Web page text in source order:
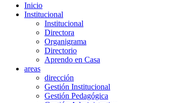
Inicio
Institucional
Institucional
Directora
Organigrama
Directorio
Aprendo en Casa
areas
dirección
Gestión Institucional
Gestión Pedagógica